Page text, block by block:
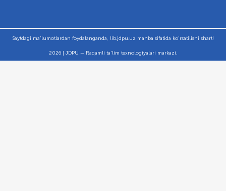
Saytdagi ma'lumotlardan foydalanganda, lib.jdpu.uz manba sifatida ko'rsatilishi shart!
2026 | JDPU — Raqamli ta'lim texnologiyalari markazi.